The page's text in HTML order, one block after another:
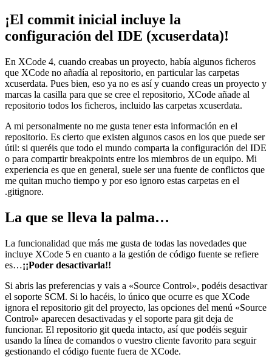
¡El commit inicial incluye la
configuración del IDE (xcuserdata)!
En XCode 4, cuando creabas un proyecto, había algunos ficheros
que XCode no añadía al repositorio, en particular las carpetas
xcuserdata. Pues bien, eso ya no es así y cuando creas un proyecto y
marcas la casilla para que se cree el repositorio, XCode añade al
repositorio todos los ficheros, incluido las carpetas xcuserdata.
A mi personalmente no me gusta tener esta información en el
repositorio. Es cierto que existen algunos casos en los que puede ser
útil: si queréis que todo el mundo comparta la configuración del IDE
o para compartir breakpoints entre los miembros de un equipo. Mi
experiencia es que en general, suele ser una fuente de conflictos que
me quitan mucho tiempo y por eso ignoro estas carpetas en el
.gitignore.
La que se lleva la palma…
La funcionalidad que más me gusta de todas las novedades que
incluye XCode 5 en cuanto a la gestión de código fuente se refiere
es…¡¡Poder desactivarla!!
Si abris las preferencias y vais a «Source Control», podéis desactivar
el soporte SCM. Si lo hacéis, lo único que ocurre es que XCode
ignora el repositorio git del proyecto, las opciones del menú «Source
Control» aparecen desactivadas y el soporte para git deja de
funcionar. El repositorio git queda intacto, así que podéis seguir
usando la línea de comandos o vuestro cliente favorito para seguir
gestionando el código fuente fuera de XCode.